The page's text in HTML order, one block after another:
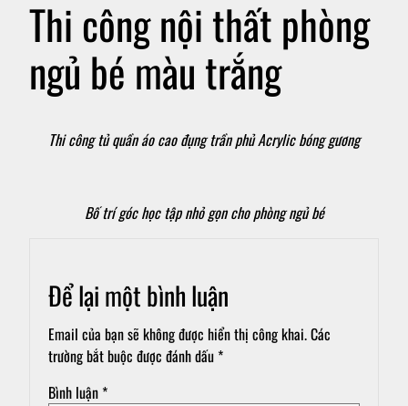
Thi công nội thất phòng
ngủ bé màu trắng
Thi công tủ quần áo cao đụng trần phủ Acrylic bóng gương
Bố trí góc học tập nhỏ gọn cho phòng ngủ bé
Để lại một bình luận
Email của bạn sẽ không được hiển thị công khai.Các
trường bắt buộc được đánh dấu *
Bình luận *